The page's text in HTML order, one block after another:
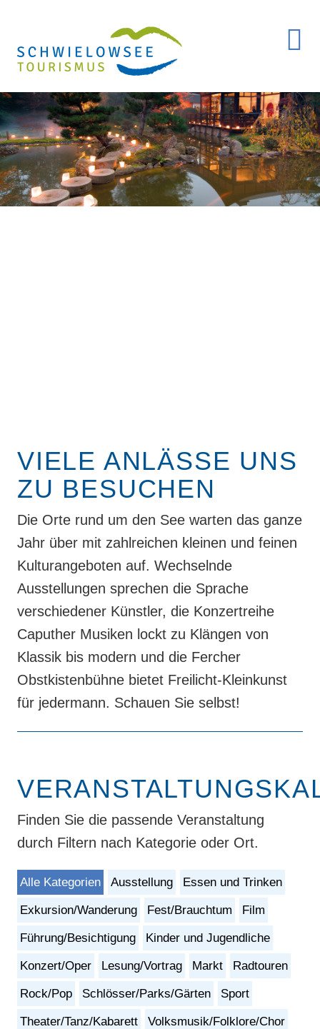
VIELE ANLÄSSE UNS
ZU BESUCHEN
Die Orte rund um den See warten das ganze
Jahr über mit zahlreichen kleinen und feinen
Kulturangeboten auf. Wechselnde
Ausstellungen sprechen die Sprache
verschiedener Künstler, die Konzertreihe
Caputher Musiken lockt zu Klängen von
Klassik bis modern und die Fercher
Obstkistenbühne bietet Freilicht-Kleinkunst
für jedermann. Schauen Sie selbst!
Finden Sie die passende Veranstaltung
durch Filtern nach Kategorie oder Ort.
Alle Kategorien Ausstellung Essen und Trinken
Exkursion/Wanderung Fest/Brauchtum Film
Führung/Besichtigung Kinder und Jugendliche
Konzert/Oper Lesung/Vortrag Markt Radtouren
Rock/Pop Schlösser/Parks/Gärten Sport
Theater/Tanz/Kabarett Volksmusik/Folklore/Chor